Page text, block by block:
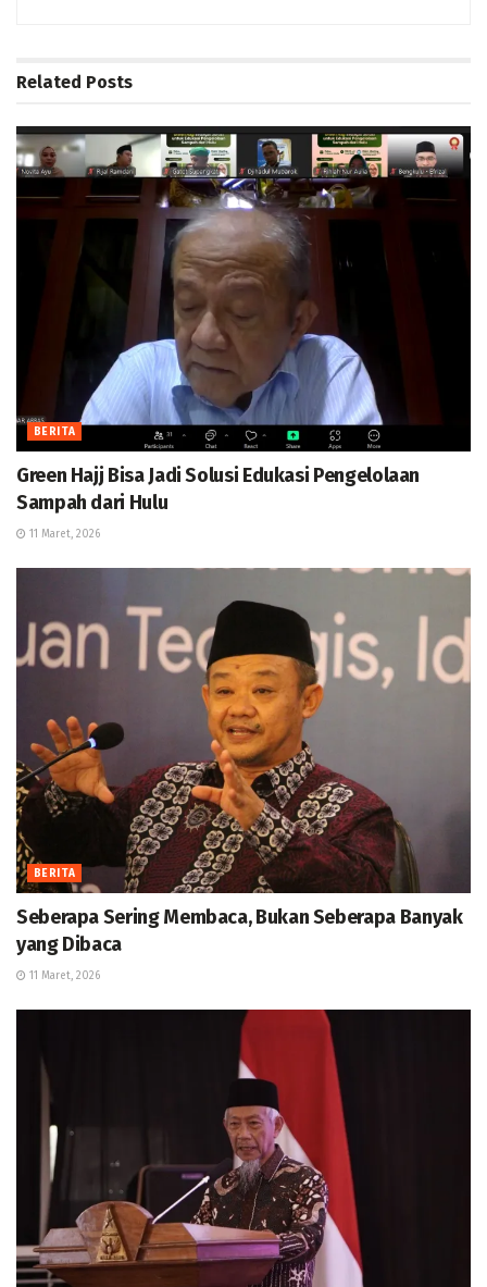
Related Posts
BERITA
Green Hajj Bisa Jadi Solusi Edukasi Pengelolaan
Sampah dari Hulu
11 Maret, 2026
BERITA
Seberapa Sering Membaca, Bukan Seberapa Banyak
yang Dibaca
11 Maret, 2026